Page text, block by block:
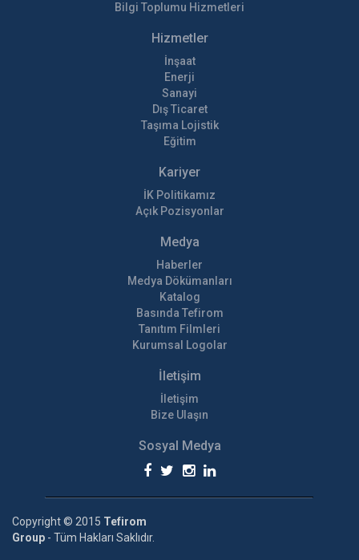
Bilgi Toplumu Hizmetleri
Hizmetler
İnşaat
Enerji
Sanayi
Dış Ticaret
Taşıma Lojistik
Eğitim
Kariyer
İK Politikamız
Açık Pozisyonlar
Medya
Haberler
Medya Dökümanları
Katalog
Basında Tefirom
Tanıtım Filmleri
Kurumsal Logolar
İletişim
İletişim
Bize Ulaşın
Sosyal Medya
Copyright © 2015 Tefirom
Group - Tüm Hakları Saklıdır.